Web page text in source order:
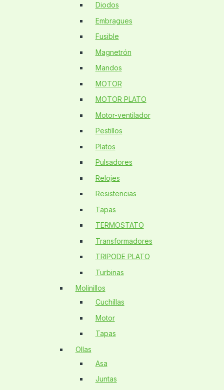
Diodos
Embragues
Fusible
Magnetrón
Mandos
MOTOR
MOTOR PLATO
Motor-ventilador
Pestillos
Platos
Pulsadores
Relojes
Resistencias
Tapas
TERMOSTATO
Transformadores
TRIPODE PLATO
Turbinas
Molinillos
Cuchillas
Motor
Tapas
Ollas
Asa
Juntas